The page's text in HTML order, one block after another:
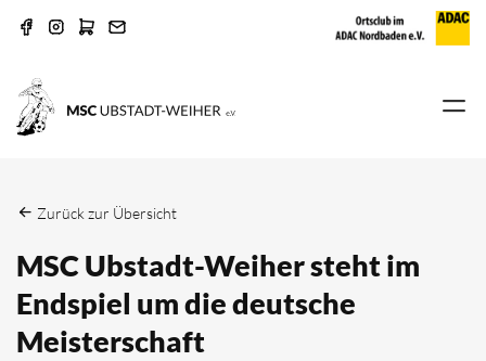
Zurück zur Übersicht
MSC Ubstadt-Weiher steht im
Endspiel um die deutsche
Meisterschaft